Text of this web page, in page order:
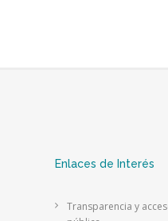
Enlaces de Interés
Transparencia y